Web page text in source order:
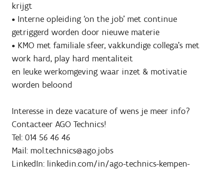
krijgt
• Interne opleiding ‘on the job' met continue
getriggerd worden door nieuwe materie
• KMO met familiale sfeer, vakkundige collega's met
work hard, play hard mentaliteit
en leuke werkomgeving waar inzet & motivatie
worden beloond
Interesse in deze vacature of wens je meer info?
Contacteer AGO Technics!
Tel: 014 56 46 46
Mail: mol.technics@ago.jobs
LinkedIn: linkedin.com/in/ago-technics-kempen-